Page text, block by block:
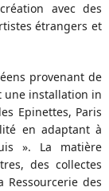
avec des
étrangers et
provenant de
une installation in
Epinettes, Paris
en adaptant à
». La matière
des collectes
Ressourcerie des